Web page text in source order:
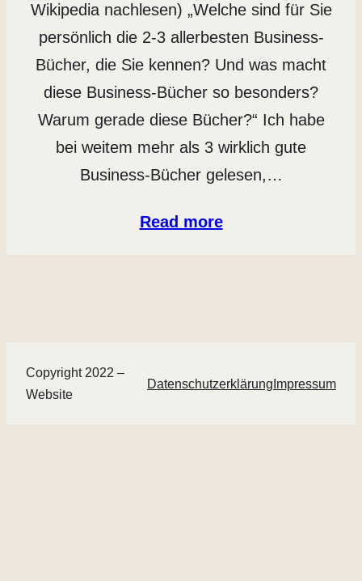
Wikipedia nachlesen) „Welche sind für Sie
persönlich die 2-3 allerbesten Business-
Bücher, die Sie kennen? Und was macht
diese Business-Bücher so besonders?
Warum gerade diese Bücher?“ Ich habe
bei weitem mehr als 3 wirklich gute
Business-Bücher gelesen,…
Read more
Copyright 2022 –
Website
Datenschutzerklärung Impressum